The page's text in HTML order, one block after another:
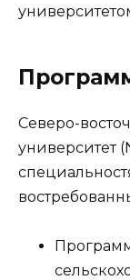
Северо-
университет